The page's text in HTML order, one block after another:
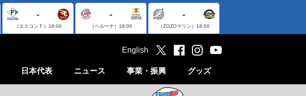
-
（エスコンＦ） 18:00
-
（ベルーナ） 18:00
-
（ZOZOマリン） 18:00
日本代表 ニュース 事業・振興 グッズ
English